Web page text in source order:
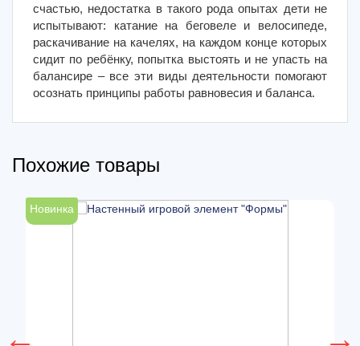
счастью, недостатка в такого рода опытах дети не
испытывают: катание на беговеле и велосипеде,
раскачивание на качелях, на каждом конце которых
сидит по ребёнку, попытка выстоять и не упасть на
балансире – все эти виды деятельности помогают
осознать принципы работы равновесия и баланса.
Похожие товары
Новинка